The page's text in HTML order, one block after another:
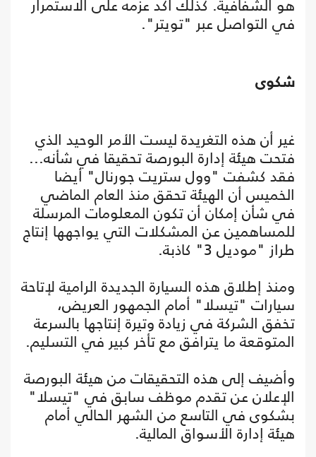
هو الشفافية. كذلك أكد عزمه على الاستمرار
في التواصل عبر "تويتر".
شكوى
غير أن هذه التغريدة ليست الأمر الوحيد الذي
فتحت هيئة إدارة البورصة تحقيقا في شأنه...
فقد كشفت "وول ستريت جورنال" أيضا
الخميس أن الهيئة تحقق منذ العام الماضي
في شأن إمكان أن تكون المعلومات المرسلة
للمساهمين عن المشكلات التي يواجهها إنتاج
طراز "موديل 3" كاذبة.
ومنذ إطلاق هذه السيارة الجديدة الرامية لإتاحة
سيارات "تيسلا" أمام الجمهور العريض،
تخفق الشركة في زيادة وتيرة إنتاجها بالسرعة
المتوقعة ما يترافق مع تأخر كبير في التسليم.
وأضيف إلى هذه التحقيقات من هيئة البورصة
الإعلان عن تقدم موظف سابق في "تيسلا"
بشكوى في التاسع من الشهر الحالي أمام
هيئة إدارة الأسواق المالية.